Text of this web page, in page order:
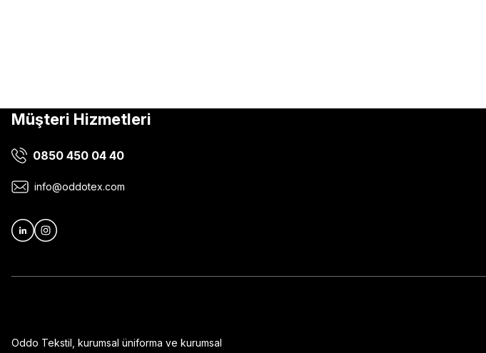
Müşteri Hizmetleri
0850 450 04 40
info@oddotex.com
Oddo Tekstil, kurumsal üniforma ve kurumsal